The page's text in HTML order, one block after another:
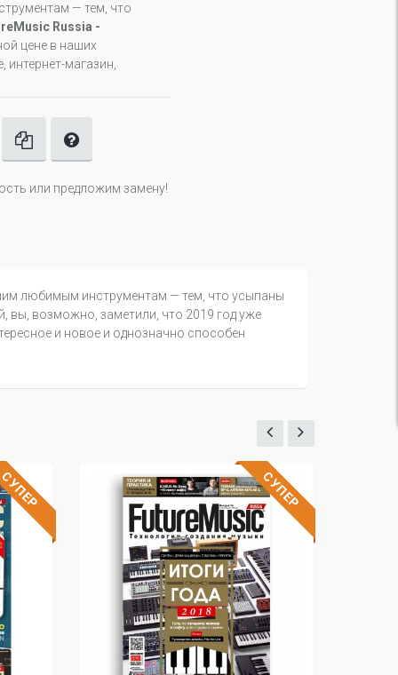
— тем, что
Russia -
цене в наших
магазин,
или предложим замену!
любимым инструментам — тем, что усыпаны
вы, возможно, заметили, что 2019 год уже
и новое и однозначно способен
СУПЕР